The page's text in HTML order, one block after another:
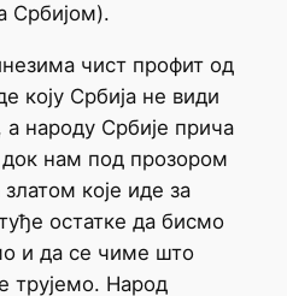
Србијом).
чист профит од
коју Србија не види
народу Србије прича
нам под прозором
које иде за
остатке да бисмо
и да се чиме што
трујемо. Народ